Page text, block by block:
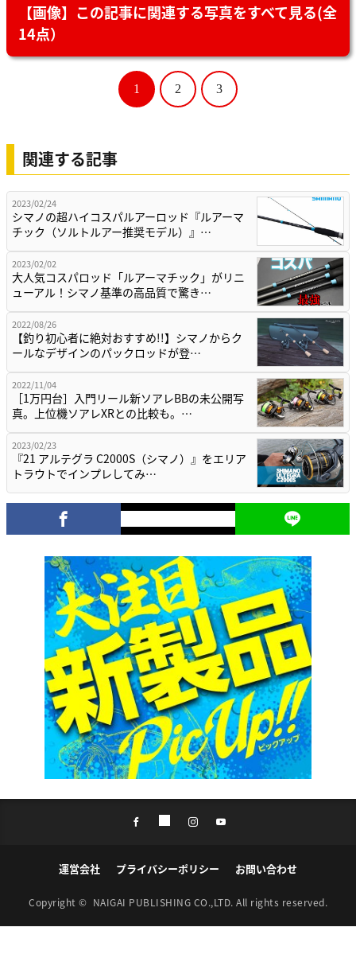
【画像】この記事に関連する写真をすべて見る(全
14点）
1 2 3
関連する記事
2023/02/24
シマノの超ハイコスパルアーロッド『ルアーマ
チック（ソルトルアー推奨モデル）』…
2023/02/02
大人気コスパロッド「ルアーマチック」がリニ
ューアル！シマノ基準の高品質で驚き…
2022/08/26
【釣り初心者に絶対おすすめ!!】シマノからク
ールなデザインのパックロッドが登…
2022/11/04
［1万円台］入門リール新ソアレBBの未公開写
真。上位機ソアレXRとの比較も。…
2023/02/23
『21 アルテグラ C2000S（シマノ）』をエリア
トラウトでインプレしてみ…
運営会社 プライバシーポリシー お問い合わせ
Copyright © NAIGAI PUBLISHING CO.,LTD. All rights reserved.